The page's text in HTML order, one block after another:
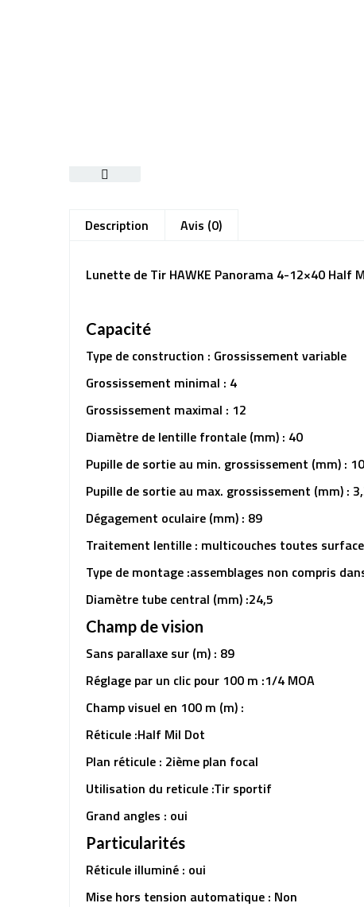
Description Avis (0)
Lunette de Tir HAWKE Panorama 4-12×40 Half
Capacité
Type de construction : Grossissement variable
Grossissement minimal : 4
Grossissement maximal : 12
Diamètre de lentille frontale (mm) : 40
Pupille de sortie au min. grossissement (mm) :
Pupille de sortie au max. grossissement (mm) :
Dégagement oculaire (mm) : 89
Traitement lentille : multicouches toutes
Type de montage :assemblages non compris
Diamètre tube central (mm) :24,5
Champ de vision
Sans parallaxe sur (m) : 89
Réglage par un clic pour 100 m :1/4 MOA
Champ visuel en 100 m (m) :
Réticule :Half Mil Dot
Plan réticule : 2ième plan focal
Utilisation du reticule :Tir sportif
Grand angles : oui
Particularités
Réticule illuminé : oui
Mise hors tension automatique : Non